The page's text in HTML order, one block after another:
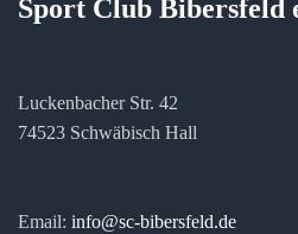
Sport Club Bibersfeld
Luckenbacher Str. 42
74523 Schwäbisch Hall
Email: info@sc-bibersfeld.de